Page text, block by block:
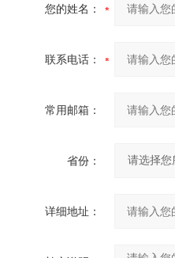
您的姓名：
联系电话：
常用邮箱：
省份：
详细地址：